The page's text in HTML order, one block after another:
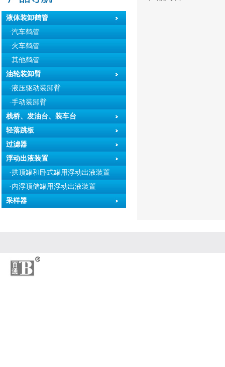
液体装卸鹤管
·汽车鹤管
·火车鹤管
·其他鹤管
油轮装卸臂
·液压驱动装卸臂
·手动装卸臂
栈桥、发油台、装车台
轻落跳板
过滤器
浮动出液装置
·拱顶罐和卧式罐用浮动出液装置
·内浮顶储罐用浮动出液装置
采样器